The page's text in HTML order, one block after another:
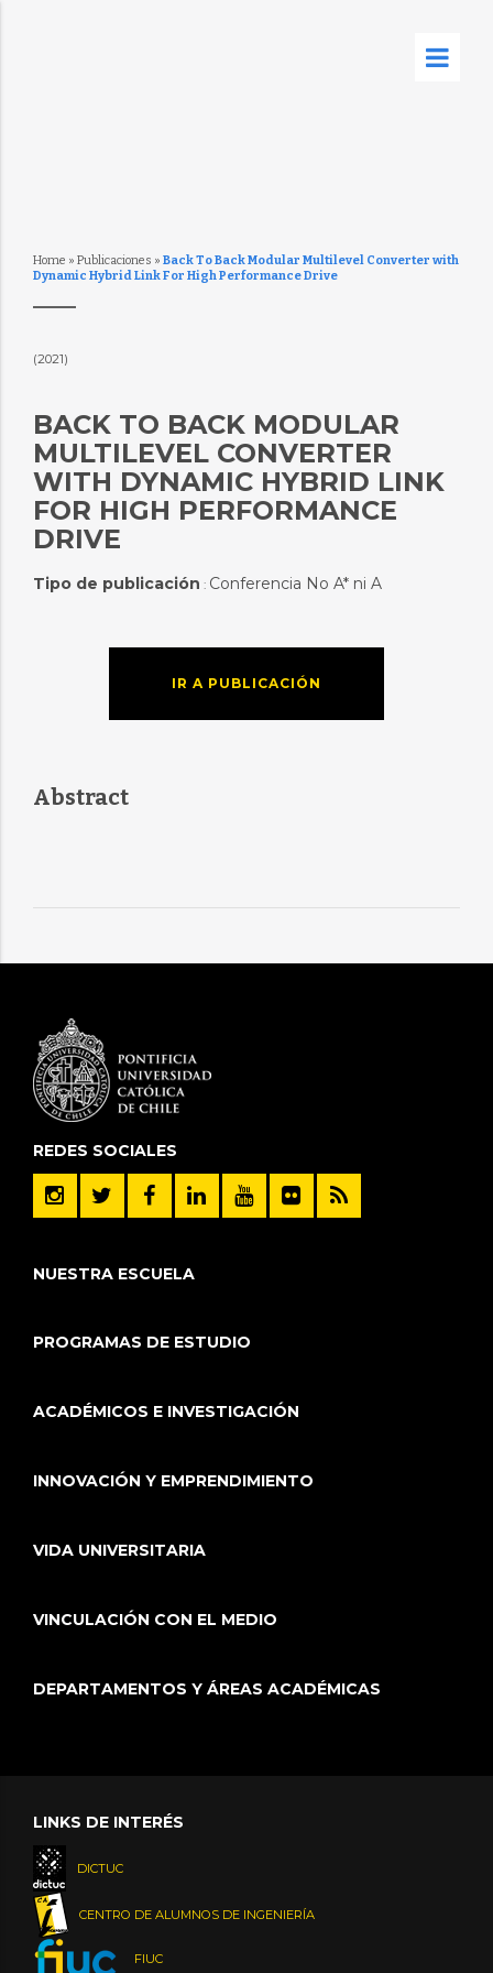
Home » Publicaciones » Back To Back Modular Multilevel Converter with
Dynamic Hybrid Link For High Performance Drive
(2021)
BACK TO BACK MODULAR
MULTILEVEL CONVERTER
WITH DYNAMIC HYBRID LINK
FOR HIGH PERFORMANCE
DRIVE
Tipo de publicación : Conferencia No A* ni A
IR A PUBLICACIÓN
Abstract
REDES SOCIALES
NUESTRA ESCUELA
PROGRAMAS DE ESTUDIO
ACADÉMICOS E INVESTIGACIÓN
INNOVACIÓN Y EMPRENDIMIENTO
VIDA UNIVERSITARIA
VINCULACIÓN CON EL MEDIO
DEPARTAMENTOS Y ÁREAS ACADÉMICAS
LINKS DE INTERÉS
DICTUC
CENTRO DE ALUMNOS DE INGENIERÍA
FIUC